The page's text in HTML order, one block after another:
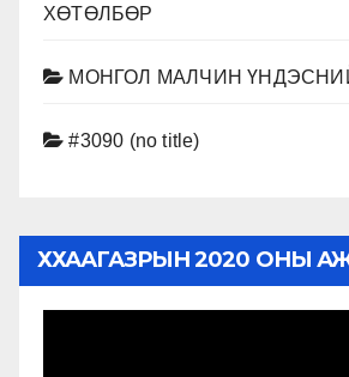
ХӨТӨЛБӨР
МОНГОЛ МАЛЧИН
#3090 (no title)
ХХААГАЗРЫН 2020 ОНЫ